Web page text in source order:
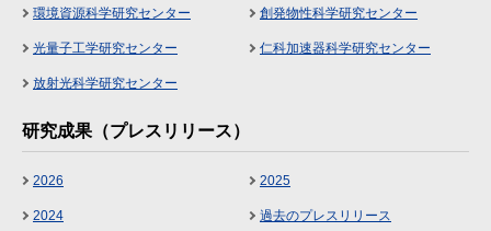
環境資源科学研究センター 創発物性科学研究センター
光量子工学研究センター 仁科加速器科学研究センター
放射光科学研究センター
研究成果（プレスリリース）
2026 2025
2024 過去のプレスリリース